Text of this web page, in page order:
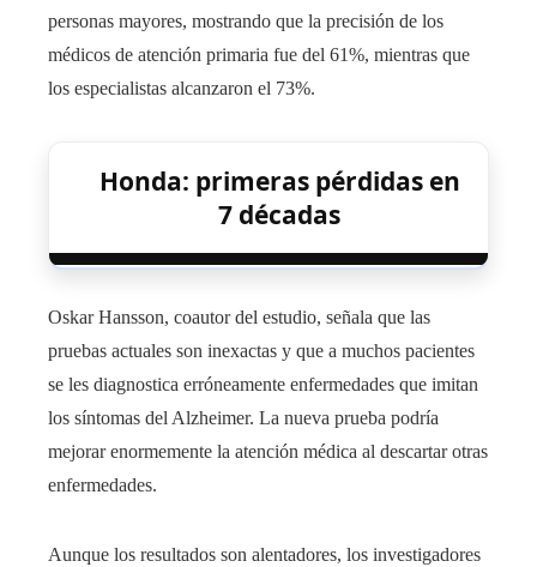
personas mayores, mostrando que la precisión de los
médicos de atención primaria fue del 61%, mientras que
los especialistas alcanzaron el 73%.
Honda: primeras pérdidas en
7 décadas
Oskar Hansson, coautor del estudio, señala que las
pruebas actuales son inexactas y que a muchos pacientes
se les diagnostica erróneamente enfermedades que imitan
los síntomas del Alzheimer. La nueva prueba podría
mejorar enormemente la atención médica al descartar otras
enfermedades.
Aunque los resultados son alentadores, los investigadores